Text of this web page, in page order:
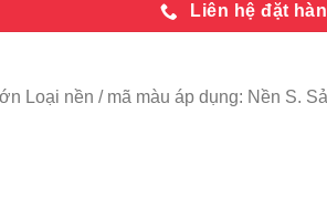
Liên hệ đặt
Loại nền / mã màu áp dụng: Nền S.